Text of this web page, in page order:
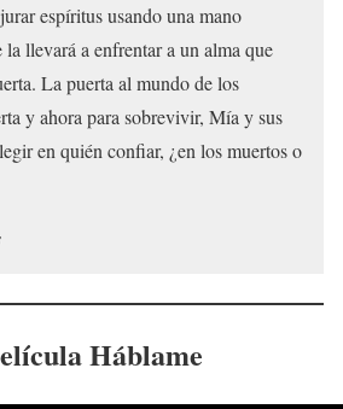
espíritus usando una mano
la llevará a enfrentar a un alma que
La puerta al mundo de los
y ahora para sobrevivir, Mía y sus
en quién confiar, ¿en los muertos o
Háblame